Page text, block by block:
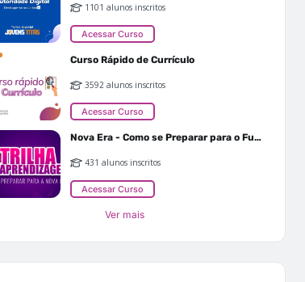
1101 alunos inscritos
Acessar Curso
Curso Rápido de Currículo
3592 alunos inscritos
Acessar Curso
Nova Era - Como se Preparar para o Futuro
431 alunos inscritos
Acessar Curso
Ver mais